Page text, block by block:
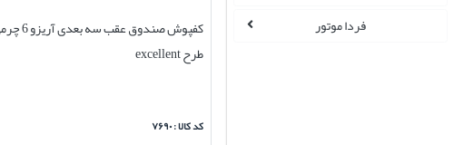
فردا موتور
کفپوش صندوق عقب سه
طرح excellent
کد کالا : ۷۶۹۰